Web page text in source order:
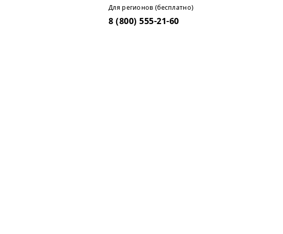
Для регионов (бесплатно)
8 (800) 555-21-60